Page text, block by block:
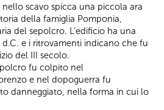
scavo spicca una piccola ara
della famiglia Pomponia,
del sepolcro. L’edificio ha una
e i ritrovamenti indicano che fu
del III secolo.
fu colpito nel
e nel dopoguerra fu
danneggiato, nella forma in cui lo